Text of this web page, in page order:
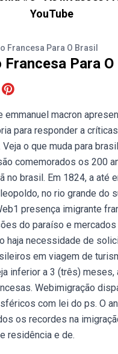
YouTube
Francesa Para O Brasil
Para O
emmanuel macron
para responder a
o que muda para
comemorados os 200
no brasil. Em 1824, a até
no rio grande do
presença imigrante
do paraíso e mercados
haja necessidade de
em viagem de
inferior a 3 (três) meses,
Webimigração
com lei do ps. O
os recordes na
residência e de.